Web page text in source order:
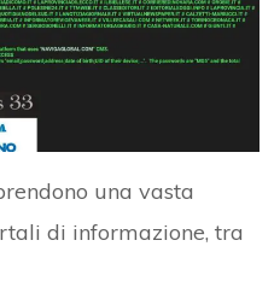
una vasta
di informazione, tra